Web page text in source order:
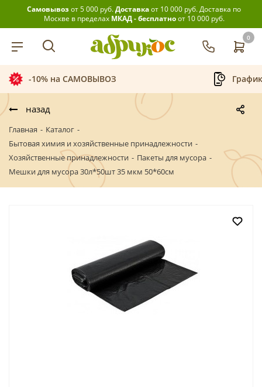
Самовывозот 5 000 руб.Доставкаот 10 000 руб.Доставка по
Москве в пределах МКАД - бесплатноот 10 000 руб.
0
График приёма заказов
назад
Главная - Каталог -
Бытовая химия и хозяйственные принадлежности -
Хозяйственные принадлежности - Пакеты для мусора -
Мешки для мусора 30л*50шт 35 мкм 50*60см